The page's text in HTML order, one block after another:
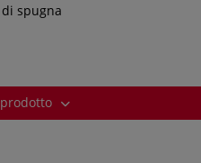
spugna